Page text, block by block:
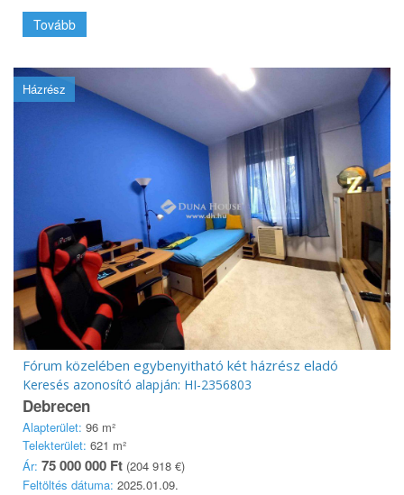
Tovább
Házrész
Fórum közelében egybenyitható két házrész eladó
Keresés azonosító alapján: HI-2356803
Debrecen
Alapterület: 96 m²
Telekterület: 621 m²
Ár: 75 000 000 Ft (204 918 €)
Feltöltés dátuma: 2025.01.09.